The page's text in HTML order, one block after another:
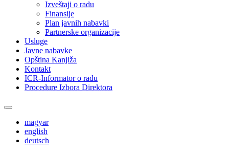
Izveštaji o radu
Finansije
Plan javnih nabavki
Partnerske organizacije
Usluge
Javne nabavke
Opština Kanjiža
Kontakt
ICR-Informator o radu
Procedure Izbora Direktora
magyar
english
deutsch